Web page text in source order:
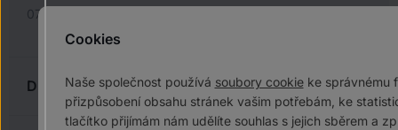
07:00–11:30; 12:30–15:00
Důležité odkazy
Registrace
Cookies
Naše společnost používá soubory cookieke správnému
přizpůsobení obsahu stránek vašim potřebám, ke
tlačítko přijímám nám udělíte souhlas s jejich sběrem a